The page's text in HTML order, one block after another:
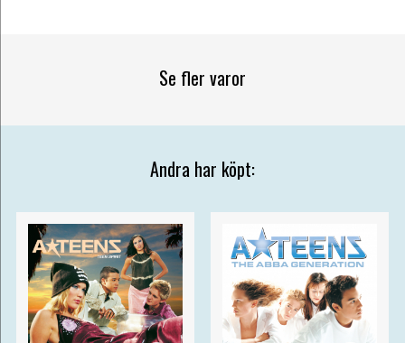
Se fler varor
Andra har köpt: